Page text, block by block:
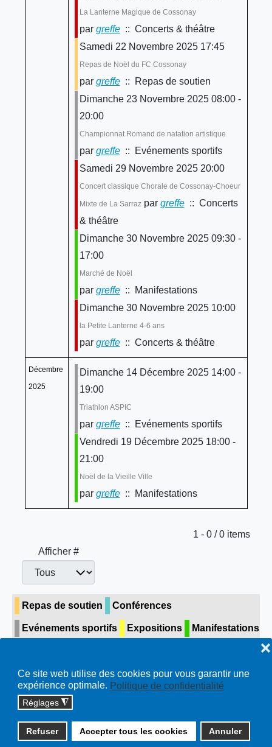
Ce site web utilise des cookies pour vous garantir une
expérience optimale. Politique de confidentialité
Réglages ◮
Refuser Accepter tous les cookies Annuler
❌
La Lanterne Magique de Cossonay
par greffe:: Concerts & théâtre
Samedi 22 Novembre 2025 17:45
Repas de Noël du FC Cossonay
par greffe:: Repas de soutien
Dimanche 23 Novembre 2025 08:00 -
20:00
Championnat Romand de natation artistique
par greffe:: Evénements sportifs
Samedi 29 Novembre 2025 20:00
Concert classique Chorale de Cossonay-Choeur
Mixte de La Sarrazpar greffe:: Concerts
& théâtre
Dimanche 30 Novembre 2025 09:30 -
17:00
Marché de Noël
par greffe:: Manifestations
Dimanche 30 Novembre 2025 10:00
la Petite Lanterne 4-6 ans
par greffe:: Concerts & théâtre
Décembre
2025
Dimanche 14 Décembre 2025 14:00 -
19:00
Triathlon ASPIC
par greffe:: Evénements sportifs
Vendredi 19 Décembre 2025 18:00 -
21:00
Noël de la Vieille Ville
par greffe:: Manifestations
Limite de la pagination
1 - 0 / 0 items
Afficher #
Repas de soutien Conférences
Evénements sportifs Expositions Manifestations
Copyright © 2026 cossonay.ch - tous droits réservés | site :
solutions informatiques